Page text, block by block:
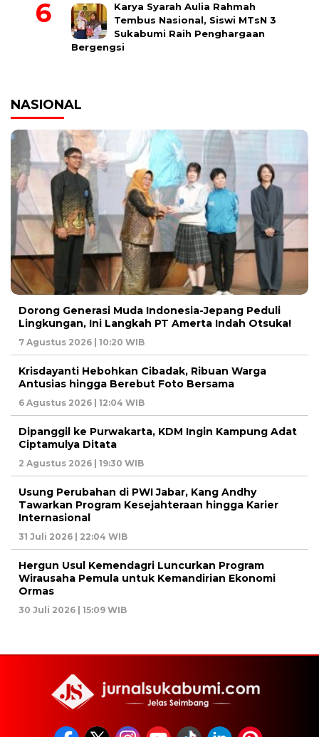
Karya Syarah Aulia Rahmah
Tembus Nasional, Siswi MTsN 3
Sukabumi Raih Penghargaan
Bergengsi
NASIONAL
Dorong Generasi Muda Indonesia-Jepang Peduli
Lingkungan, Ini Langkah PT Amerta Indah Otsuka!
7 Agustus 2026 | 10:20 WIB
Krisdayanti Hebohkan Cibadak, Ribuan Warga
Antusias hingga Berebut Foto Bersama
6 Agustus 2026 | 12:04 WIB
Dipanggil ke Purwakarta, KDM Ingin Kampung Adat
Ciptamulya Ditata
2 Agustus 2026 | 19:30 WIB
Usung Perubahan di PWI Jabar, Kang Andhy
Tawarkan Program Kesejahteraan hingga Karier
Internasional
31 Juli 2026 | 22:04 WIB
Hergun Usul Kemendagri Luncurkan Program
Wirausaha Pemula untuk Kemandirian Ekonomi
Ormas
30 Juli 2026 | 15:09 WIB